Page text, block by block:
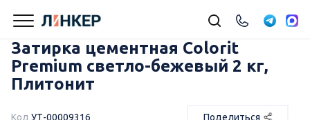
Затирка цементная Colorit
Premium светло-бежевый 2 кг,
Плитонит
Код УТ-00009316 Поделиться